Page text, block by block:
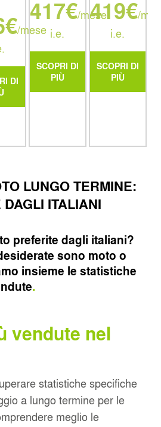
/mese
DI
417€/mese
i.e.
SCOPRI DI
PIÙ
419€/
i.e.
SCOPRI DI
PIÙ
LUNGO TERMINE:
ITALIANI
preferite dagli italiani?
sono moto o
insieme le statistiche
.
vendute nel
statistiche specifiche
a lungo termine per le
meglio le